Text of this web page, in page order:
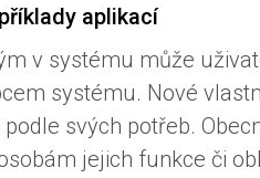
aplikací
v systému může
systému. Nové
svých potřeb.
jejich funkce či